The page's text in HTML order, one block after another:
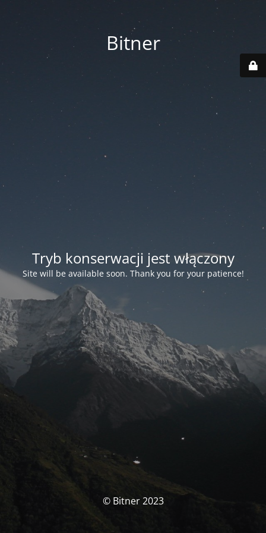
Bitner
Tryb konserwacji jest włączony
Site will be available soon. Thank you for your patience!
© Bitner 2023